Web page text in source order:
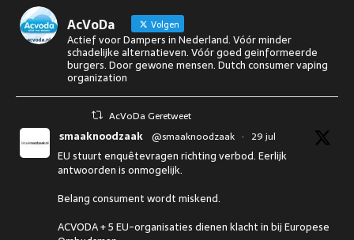
AcVoDa Volgen
Actief voor Dampers in Nederland. Vóór minder
schadelijke alternatieven. Vóór goed geinformeerde
burgers. Door gewone mensen. Dutch consumer vaping
organization
AcVoDa Geretweet
smaaknoodzaak @smaaknoodzaak · 29 jul
EU stuurt enquêtevragen richting verbod. Eerlijk
antwoorden is onmogelijk.
Belang consument wordt miskend.
ACVODA + 5 EU-organisaties dienen klacht in bij Europese